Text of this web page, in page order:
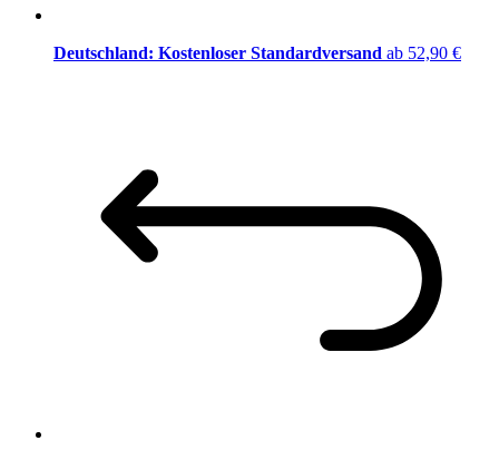
Deutschland: Kostenloser Standardversand ab 52,90 €